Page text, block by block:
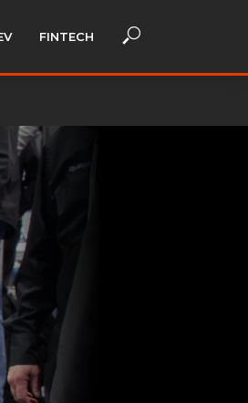
FINTECH